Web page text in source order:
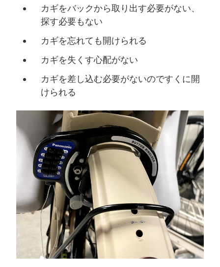
カギをバックから取り出す必要がない、
探す必要もない
カギを忘れても開けられる
カギを失くす心配がない
カギを差し込む必要がないのですくに開
けられる